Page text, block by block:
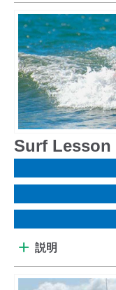
Surf Lesson
説明